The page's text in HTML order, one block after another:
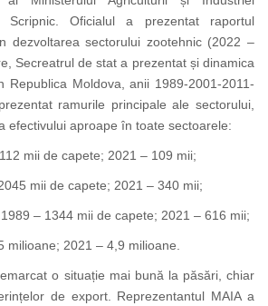
Oficialul a prezentat raportul
dezvoltarea sectorului zootehnic (2022 –
Secreatrul de stat a prezentat și dinamica
Republica Moldova, anii 1989-2001-2011-
ramurile principale ale sectorului,
efectivului aproape în toate sectoarele:
mii de capete; 2021 – 109 mii;
mii de capete; 2021 – 340 mii;
– 1344 mii de capete; 2021 – 616 mii;
milioane; 2021 – 4,9 milioane.
o situație mai bună la păsări, chiar
de export. Reprezentantul MAIA a